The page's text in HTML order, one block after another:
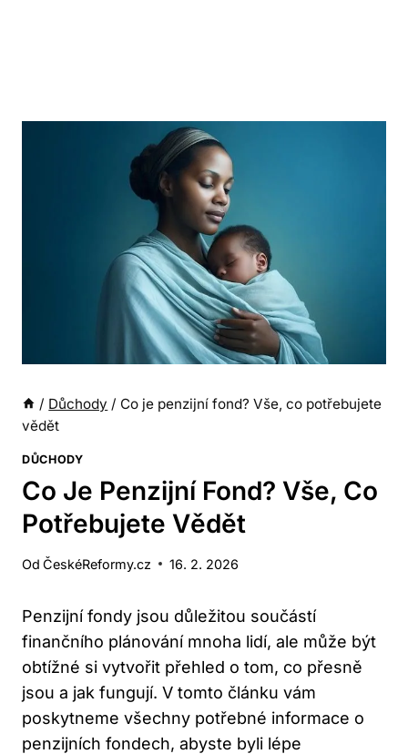
/ Důchody / Co je penzijní fond? Vše, co potřebujete
vědět
DŮCHODY
Co Je Penzijní Fond? Vše, Co
Potřebujete Vědět
Od ČeskéReformy.cz 16. 2. 2026
Penzijní fondy jsou důležitou‌ součástí
finančního plánování mnoha lidí, ale ⁢může být
⁢obtížné si vytvořit⁣ přehled o tom, co přesně
jsou a jak fungují. V tomto ⁢článku vám
poskytneme⁣ všechny potřebné informace o
⁣penzijních fondech, abyste byli lépe